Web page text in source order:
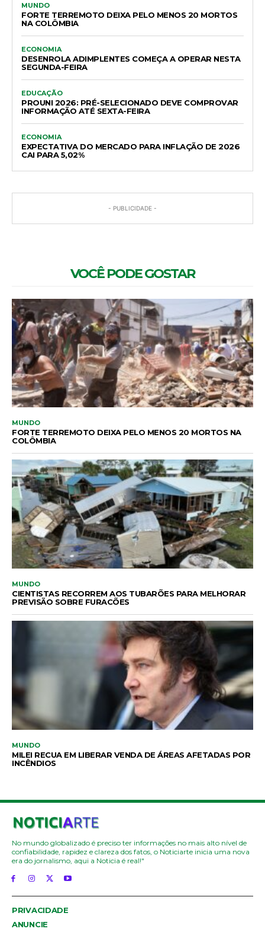
MUNDO
FORTE TERREMOTO DEIXA PELO MENOS 20 MORTOS
NA COLÔMBIA
ECONOMIA
DESENROLA ADIMPLENTES COMEÇA A OPERAR NESTA
SEGUNDA-FEIRA
EDUCAÇÃO
PROUNI 2026: PRÉ-SELECIONADO DEVE COMPROVAR
INFORMAÇÃO ATÉ SEXTA-FEIRA
ECONOMIA
EXPECTATIVA DO MERCADO PARA INFLAÇÃO DE 2026
CAI PARA 5,02%
- PUBLICIDADE -
VOCÊ PODE GOSTAR
MUNDO
FORTE TERREMOTO DEIXA PELO MENOS 20 MORTOS NA
COLÔMBIA
MUNDO
CIENTISTAS RECORREM AOS TUBARÕES PARA MELHORAR
PREVISÃO SOBRE FURACÕES
MUNDO
MILEI RECUA EM LIBERAR VENDA DE ÁREAS AFETADAS POR
INCÊNDIOS
No mundo globalizado é preciso ter informações no mais alto nível de
confiabilidade, rapidez e clareza dos fatos, o Noticiarte inicia uma nova
era do jornalismo, aqui a Noticia é real!"
PRIVACIDADE
ANUNCIE